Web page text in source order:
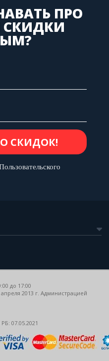
ПРО
до 17:00
2013 г. Администрацией
07.05.2021